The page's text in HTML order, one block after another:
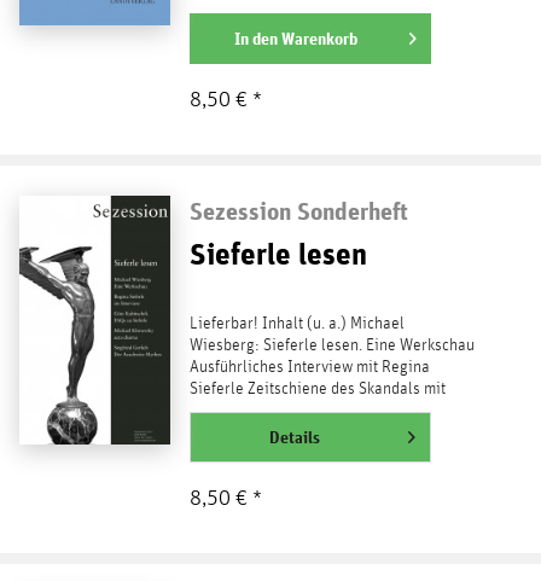
inhaltsschweren...
weiterlesen
In denWarenkorb
8,50 € *
Sezession Sonderheft
Sieferle lesen
Lieferbar! Inhalt (u. a.) Michael
Wiesberg: Sieferle lesen. Eine Werkschau
Ausführliches Interview mit Regina
Sieferle Zeitschiene des Skandals mit
Pressezitaten Manfred...
weiterlesenDetails
8,50 € *